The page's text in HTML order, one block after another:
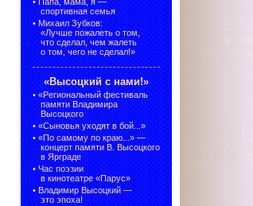
спортивная семья
• Михаил Зубков:
«Лучше пожалеть о том,
что сделал, чем жалеть
о том, чего не сделал!»
«Высоцкий с нами!»
• «Региональный фестиваль
памяти Владимира
Высоцкого
• «Сыновья уходят в бой...»
• «По самому по краю...» —
концерт памяти В. Высоцкого
в Ярграде
• Час поэзии
в кинотеатре «Парус»
• Владимир Высоцкий —
это эпоха!